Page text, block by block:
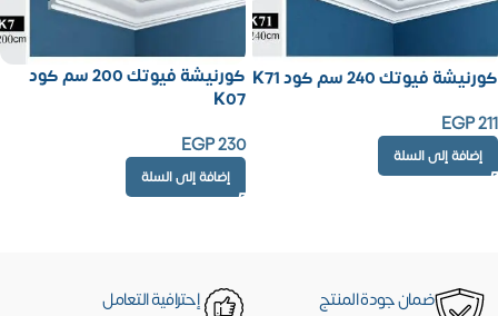
كورنيشة فيوتك 240 سم كود K71
EGP211
إضافة إلى السلة
كورنيشة فيوتك 200 سم كود
K07
EGP230
إضافة إلى السلة
ضمان جودة المنتج إحترافية التعامل